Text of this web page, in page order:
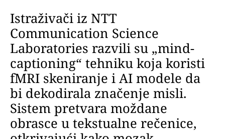
Istraživači iz NTT
Communication Science
Laboratories razvili su „mind-
captioning“ tehniku koja koristi
fMRI skeniranje i AI modele da
bi dekodirala značenje misli.
Sistem pretvara moždane
obrasce u tekstualne rečenice,